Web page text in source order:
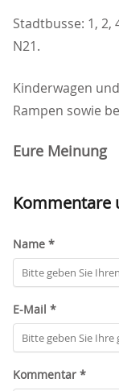
Stadtbusse: 1, 2,
N21.
Kinderwagen
Rampen sowie
Eure Meinung
Kommentare
Name *
E-Mail *
Kommentar *